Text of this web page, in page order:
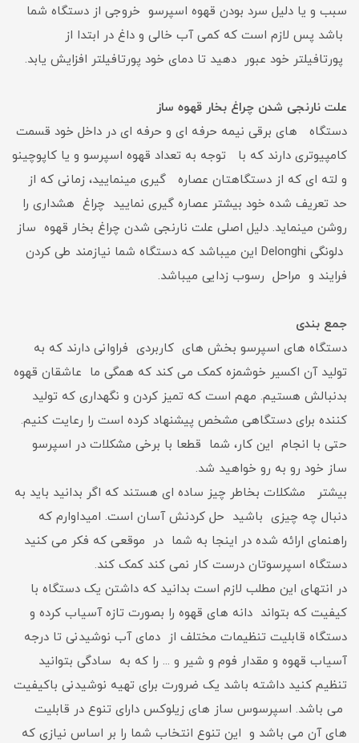
سبب و یا دلیل سرد بودن قهوه اسپرسو خروجی از دستگاه شما
باشد پس لازم است که کمی آب خالی و داغ در ابتدا از
پورتافیلتر خود عبور دهید تا دمای خود پورتافیلتر افزایش یابد.
علت نارنجی شدن چراغ بخار قهوه ساز
دستگاه های برقی نیمه حرفه ای و حرفه ای در داخل خود قسمت
کامپیوتری دارند که با توجه به تعداد قهوه اسپرسو و یا کاپوچینو
و لته ای که از دستگاهتان عصاره گیری مینمایید، زمانی که از
حد تعریف شده خود بیشتر عصاره گیری نمایید چراغ هشداری را
روشن مینماید. دلیل اصلی علت نارنجی شدن چراغ بخار قهوه ساز
دلونگی Delonghi این میباشد که دستگاه شما نیازمند طی کردن
فرایند و مراحل رسوب زدایی میباشد.
جمع بندی
دستگاه های اسپرسو بخش های کاربردی فراوانی دارند که به
تولید آن اکسیر خوشمزه کمک می کند که همگی ما عاشقان قهوه
بدنبالش هستیم. مهم است که تمیز کردن و نگهداری که تولید
کننده برای دستگاهی مشخص پیشنهاد کرده است را رعایت کنیم.
حتی با انجام این کار، شما قطعا با برخی مشکلات در اسپرسو
ساز خود رو به رو خواهید شد.
بیشتر مشکلات بخاطر چیز ساده ای هستند که اگر بدانید باید به
دنبال چه چیزی باشید حل کردنش آسان است. امیداوارم که
راهنمای ارائه شده در اینجا به شما در موقعی که فکر می کنید
دستگاه اسپرسوتان درست کار نمی کند کمک کند.
در انتهای این مطلب لازم است بدانید که داشتن یک دستگاه با
کیفیت که بتواند دانه های قهوه را بصورت تازه آسیاب کرده و
دستگاه قابلیت تنظیمات مختلف از دمای آب نوشیدنی تا درجه
آسیاب قهوه و مقدار فوم و شیر و ... را که به سادگی بتوانید
تنظیم کنید داشته باشد یک ضرورت برای تهیه نوشیدنی باکیفیت
می باشد. اسپرسوس ساز های زیلوکس دارای تنوع در قابلیت
های آن می باشد و این تنوع انتخاب شما را بر اساس نیازی که